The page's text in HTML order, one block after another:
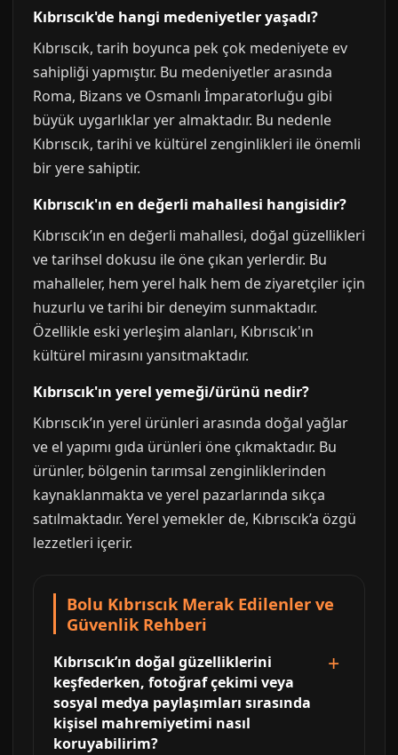
Kıbrıscık'de hangi medeniyetler yaşadı?
Kıbrıscık, tarih boyunca pek çok medeniyete ev
sahipliği yapmıştır. Bu medeniyetler arasında
Roma, Bizans ve Osmanlı İmparatorluğu gibi
büyük uygarlıklar yer almaktadır. Bu nedenle
Kıbrıscık, tarihi ve kültürel zenginlikleri ile önemli
bir yere sahiptir.
Kıbrıscık'ın en değerli mahallesi hangisidir?
Kıbrıscık’ın en değerli mahallesi, doğal güzellikleri
ve tarihsel dokusu ile öne çıkan yerlerdir. Bu
mahalleler, hem yerel halk hem de ziyaretçiler için
huzurlu ve tarihi bir deneyim sunmaktadır.
Özellikle eski yerleşim alanları, Kıbrıscık'ın
kültürel mirasını yansıtmaktadır.
Kıbrıscık'ın yerel yemeği/ürünü nedir?
Kıbrıscık’ın yerel ürünleri arasında doğal yağlar
ve el yapımı gıda ürünleri öne çıkmaktadır. Bu
ürünler, bölgenin tarımsal zenginliklerinden
kaynaklanmakta ve yerel pazarlarında sıkça
satılmaktadır. Yerel yemekler de, Kıbrıscık’a özgü
lezzetleri içerir.
Bolu Kıbrıscık Merak Edilenler ve
Güvenlik Rehberi
Kıbrıscık’ın doğal güzelliklerini
keşfederken, fotoğraf çekimi veya
sosyal medya paylaşımları sırasında
kişisel mahremiyetimi nasıl
koruyabilirim?